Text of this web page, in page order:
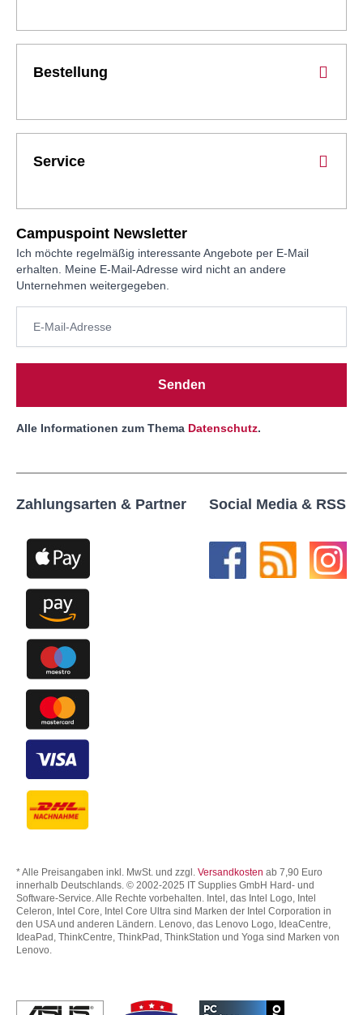
Bestellung
Service
Campuspoint Newsletter
Ich möchte regelmäßig interessante Angebote per E-Mail
erhalten. Meine E-Mail-Adresse wird nicht an andere
Unternehmen weitergegeben.
Senden
Alle Informationen zum Thema Datenschutz.
Zahlungsarten & Partner Social Media & RSS
* Alle Preisangaben inkl. MwSt. und zzgl. Versandkosten ab 7,90 Euro
innerhalb Deutschlands. © 2002-2025 IT Supplies GmbH Hard- und
Software-Service. Alle Rechte vorbehalten. Intel, das Intel Logo, Intel
Celeron, Intel Core, Intel Core Ultra sind Marken der Intel Corporation in
den USA und anderen Ländern. Lenovo, das Lenovo Logo, IdeaCentre,
IdeaPad, ThinkCentre, ThinkPad, ThinkStation und Yoga sind Marken von
Lenovo.